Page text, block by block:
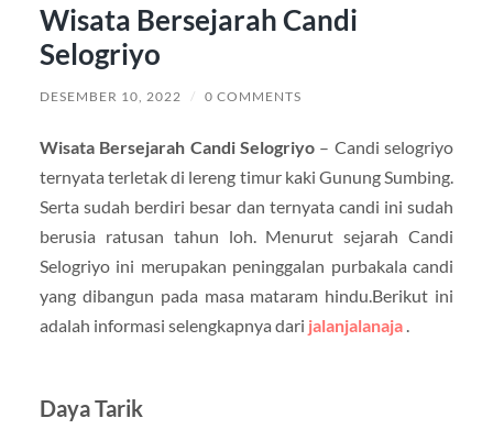
Wisata Bersejarah Candi
Selogriyo
DESEMBER 10, 2022 / 0 COMMENTS
Wisata Bersejarah Candi Selogriyo – Candi selogriyo
ternyata terletak di lereng timur kaki Gunung Sumbing.
Serta sudah berdiri besar dan ternyata candi ini sudah
berusia ratusan tahun loh. Menurut sejarah Candi
Selogriyo ini merupakan peninggalan purbakala candi
yang dibangun pada masa mataram hindu.Berikut ini
adalah informasi selengkapnya dari jalanjalanaja.
Daya Tarik